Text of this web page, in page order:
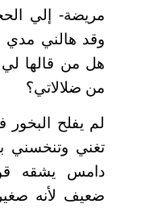
مريضة- إلي
وقد هالني مدي
هل من قالها
من ضلالاتي؟
لم يفلح
تغني وتنخسني
دامس يشقه
ضعيف لأنه